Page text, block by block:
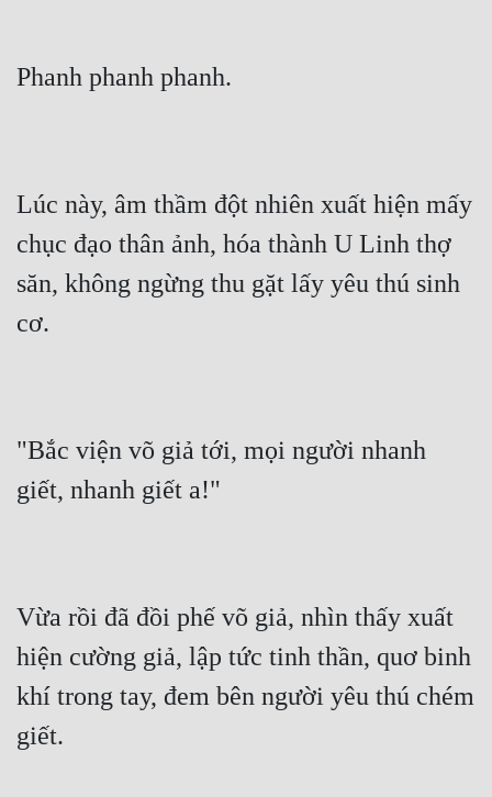
Phanh phanh phanh.
Lúc này, âm thầm đột nhiên xuất hiện mấy
chục đạo thân ảnh, hóa thành U Linh thợ
săn, không ngừng thu gặt lấy yêu thú sinh
cơ.
"Bắc viện võ giả tới, mọi người nhanh
giết, nhanh giết a!"
Vừa rồi đã đồi phế võ giả, nhìn thấy xuất
hiện cường giả, lập tức tinh thần, quơ binh
khí trong tay, đem bên người yêu thú chém
giết.